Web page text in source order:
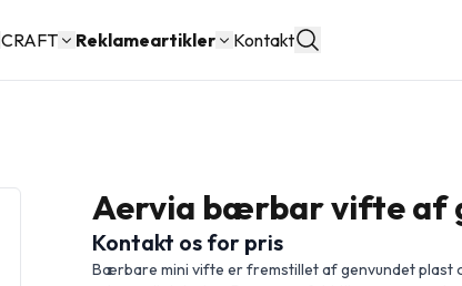
CRAFT Reklameartikler Kontakt
Aervia bærbar vifte af
Kontakt os for pris
Bærbare mini vifte er fremstillet af genvundet plast